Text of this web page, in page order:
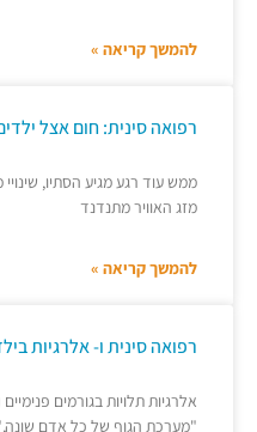
להמשך קריאה »
רפואה סינית: חום אצל
ממש עוד רגע מגיע הסתיו, שינויי
מזג האוויר מתנדנד
להמשך קריאה »
רפואה סינית ו- אלרגיות
אלרגיות תלויות בגורמים
"מערכת הגוף של כל אדם